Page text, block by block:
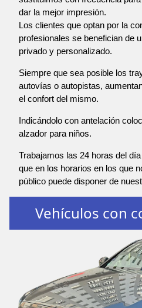
dar la mejor impresión.
Los clientes que optan por la
profesionales se benefician de
privado y personalizado.
Siempre que sea posible los
autovías o autopistas,
el confort del mismo.
Indicándolo con antelación
alzador para niños.
Trabajamos las 24 horas del
que en los horarios en los que
público puede disponer de
Vehículos con